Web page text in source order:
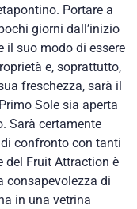
Portare a
giorni dall’inizio
il suo modo di essere
e, soprattutto,
freschezza, sarà il
Sole sia aperta
Sarà certamente
confronto con tanti
del Fruit Attraction è
consapevolezza di
in una vetrina